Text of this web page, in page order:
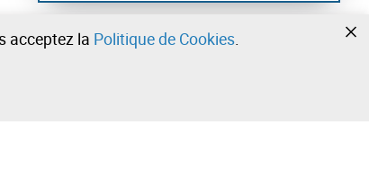
acceptez la Politique de Cookies.